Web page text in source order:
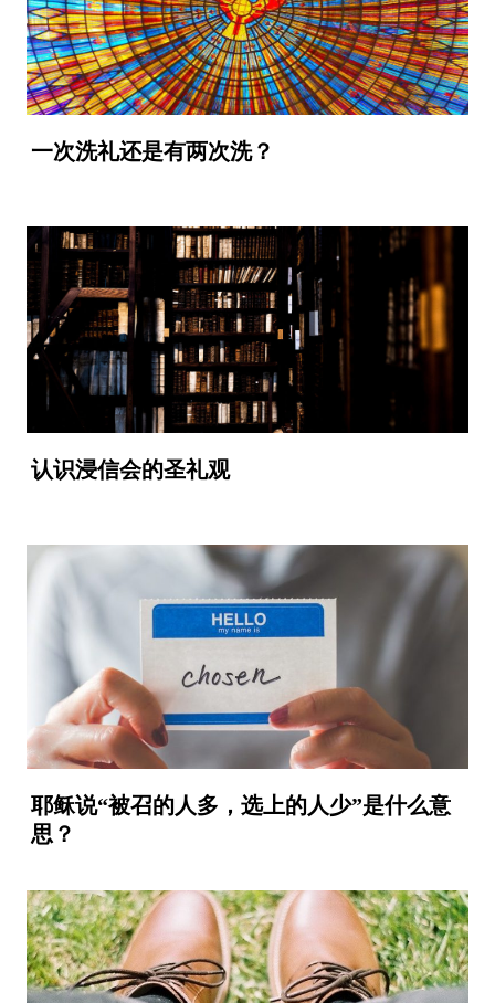
一次洗礼还是有两次洗？
认识浸信会的圣礼观
耶稣说“被召的人多，选上的人少”是什么意
思？